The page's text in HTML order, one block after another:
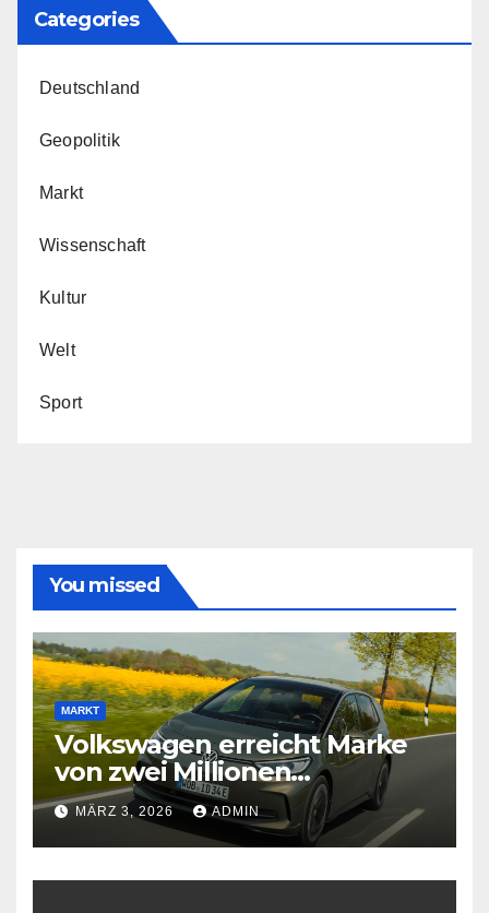
Categories
Deutschland
Geopolitik
Markt
Wissenschaft
Kultur
Welt
Sport
You missed
MARKT
Volkswagen erreicht Marke
von zwei Millionen
Elektroautos
MÄRZ 3, 2026 ADMIN